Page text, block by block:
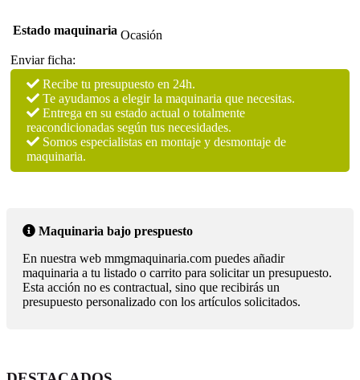
Estado maquinaria Ocasión
Enviar ficha:
Recibe tu presupuesto en 24h.
Te ayudamos a elegir la maquinaria que necesitas.
Entrega en su estado actual o totalmente
reacondicionadas según tus necesidades.
Somos especialistas en montaje y desmontaje de
maquinaria.
Maquinaria bajo prespuesto
En nuestra web mmgmaquinaria.com puedes añadir
maquinaria a tu listado o carrito para solicitar un presupuesto.
Esta acción no es contractual, sino que recibirás un
presupuesto personalizado con los artículos solicitados.